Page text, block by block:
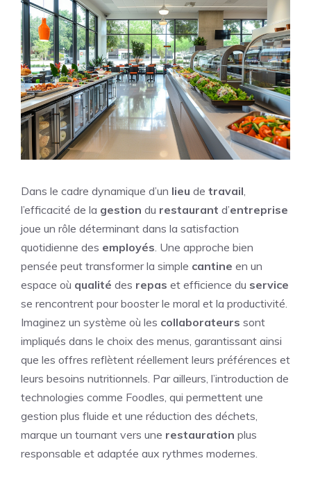
Dans le cadre dynamique d’un lieu de travail
l’efficacité de la gestion du restaurant d’entreprise
joue un rôle déterminant dans la satisfaction
quotidienne des employés . Une approche bien
pensée peut transformer la simple cantine en un
espace où qualité des repas et efficience du service
se rencontrent pour booster le moral et la productivité.
Imaginez un système où les collaborateurs sont
impliqués dans le choix des menus, garantissant ainsi
que les offres reflètent réellement leurs préférences et
leurs besoins nutritionnels. Par ailleurs, l’introduction de
technologies comme Foodles, qui permettent une
gestion plus fluide et une réduction des déchets,
marque un tournant vers une restauration plus
responsable et adaptée aux rythmes modernes.